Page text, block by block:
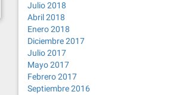
Julio 2018
Abril 2018
Enero 2018
Diciembre 2017
Julio 2017
Mayo 2017
Febrero 2017
Septiembre 2016